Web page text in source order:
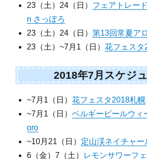
23（土）24（日） フェアトレー
n さっぽろ
23（土）24（日）第13回常夏ア
23（土）~7月1（日）花フェスタ
2018年7月スケジ
~7月1（日）花フェスタ2018札幌
~7月1（日）ベルギービールウィ
oro
~10月21（日） 定山渓ネイチャー
6（金）7（土） レモンサワーフ